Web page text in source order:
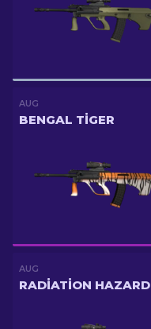
AUG
BENGAL TIGER
AUG
RADIATION HAZARD